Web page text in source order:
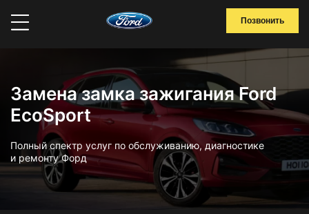
Позвонить
Замена замка зажигания Ford
EcoSport
Полный спектр услуг по обслуживанию, диагностике
и ремонту Форд